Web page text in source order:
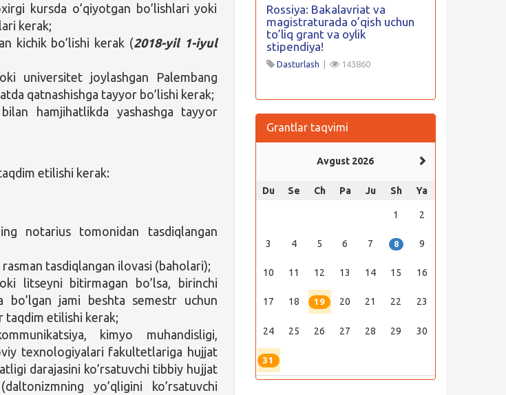
kursda o’qiyotgan bo’lishlari yoki
kerak;
kichik bo’lishi kerak (2018-yil 1-iyul
universitet joylashgan Palembang
qatnashishga tayyor bo’lishi kerak;
hamjihatlikda yashashga tayyor
etilishi kerak:
notarius tomonidan tasdiqlangan
tasdiqlangan ilovasi (baholari);
litseyni bitirmagan bo’lsa, birinchi
bo’lgan jami beshta semestr uchun
taqdim etilishi kerak;
kimyo muhandisligi,
texnologiyalari fakultetlariga hujjat
darajasini ko’rsatuvchi tibbiy hujjat
yo’qligini ko’rsatuvchi
Rossiya: Bakalavriat va
magistraturada o’qish uchun
to’liq grant va oylik
stipendiya!
Dasturlash 143860
Grantlar taqvimi
Avgust 2026
Du Se Ch Pa Ju Sh Ya
1 2
3 4 5 6 7 8 9
10 11 12 13 14 15 16
17 18 19 20 21 22 23
24 25 26 27 28 29 30
31